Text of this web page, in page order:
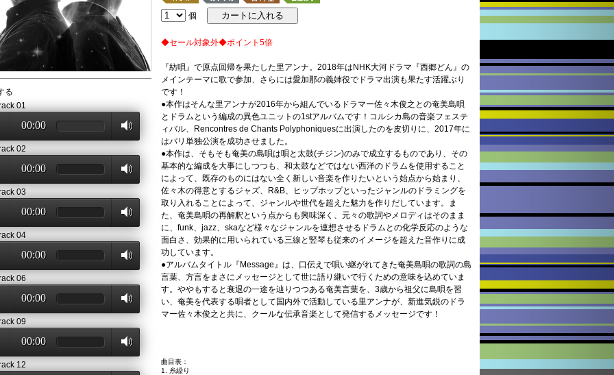
る
01
00:00
02
00:00
03
00:00
04
00:00
06
00:00
09
00:00
12
個
◆セール対象外◆ポイント5倍
『紡唄』で原点回帰を果たした里アンナ。2018年はNHK大河ドラマ『西郷どん』の
メインテーマに歌で参加、さらには愛加那の義姉役でドラマ出演も果たす活躍ぶり
です！
●本作はそんな里アンナが2016年から組んでいるドラマー佐々木俊之との奄美島唄
とドラムという編成の異色ユニットの1stアルバムです！コルシカ島の音楽フェステ
ィバル、Rencontres de Chants Polyphoniquesに出演したのを皮切りに、2017年に
はパリ単独公演を成功させました。
●本作は、そもそも奄美の島唄は唄と太鼓(チジン)のみで成立するものであり、その
基本的な編成を大事にしつつも、和太鼓などではない西洋のドラムを使用すること
によって、既存のものにはない全く新しい音楽を作りたいという始点から始まり、
佐々木の得意とするジャズ、R&B、ヒップホップといったジャンルのドラミングを
取り入れることによって、ジャンルや世代を超えた魅力を作りだしています。ま
た、奄美島唄の再解釈という点からも興味深く、元々の歌詞やメロディはそのまま
に、funk、jazz、skaなど様々なジャンルを連想させるドラムとの化学反応のような
面白さ、効果的に用いられている三線と竪琴も従来のイメージを超えた音作りに成
功しています。
●アルバムタイトル『Message』は、口伝えで唄い継がれてきた奄美島唄の歌詞の島
言葉、方言をまさにメッセージとして世に語り継いで行くための意味を込めていま
す。ややもすると衰退の一途を辿りつつある奄美言葉を、3歳から祖父に島唄を習
い、奄美を代表する唄者として国内外で活動している里アンナが、新進気鋭のドラ
マー佐々木俊之と共に、クールな伝承音楽として発信するメッセージです！
曲目表：
1. 糸繰り